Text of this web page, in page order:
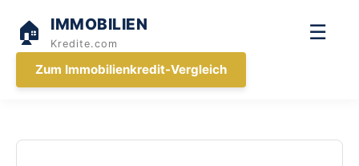
🏠 IMMOBILIEN
Kredite.com ☰
Zum Immobilienkredit-Vergleich